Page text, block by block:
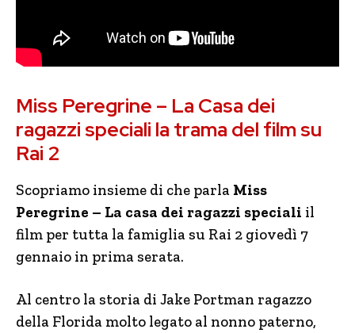
Miss Peregrine – La Casa dei
ragazzi speciali la trama del film su
Rai 2
Scopriamo insieme di che parla Miss
Peregrine – La casa dei ragazzi speciali il
film per tutta la famiglia su Rai 2 giovedì 7
gennaio in prima serata.
Al centro la storia di Jake Portman ragazzo
della Florida molto legato al nonno paterno,